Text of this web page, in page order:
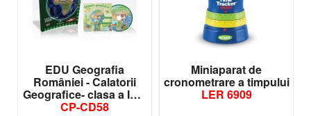
EDU Geografia
României - Calatorii
Geografice- clasa a IV-a
CP-CD58
Miniaparat de
cronometrare a timpului
LER 6909